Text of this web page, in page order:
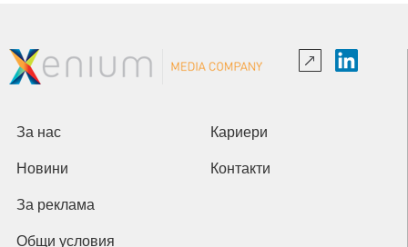
За нас Кариери
Новини Контакти
За реклама
Общи условия